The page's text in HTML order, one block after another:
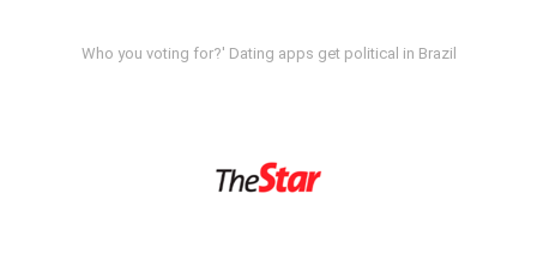
Who you voting for?' Dating apps get political in Brazil